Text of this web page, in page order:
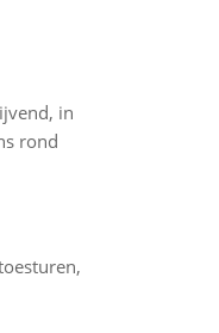
in
rond